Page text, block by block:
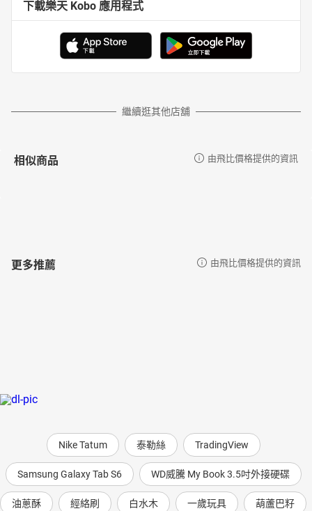
06〈牡丹亭 離魂〉-集賢賓
08〈邯鄲夢 掃花〉-賞花時
09〈紅梨記 亭會〉-風入松
10〈紅梨記 亭會〉-園林好
13〈豔雲亭 癡訴〉-【小沙門】【聖藥王】
16〈豔雲亭 癡訴〉-煞尾
下載樂天 Kobo 應用程式
繼續逛其他店舖
相似商品 由飛比價格提供的資訊
更多推薦 由飛比價格提供的資訊
Nike Tatum 泰勒絲 TradingView
Samsung Galaxy Tab S6 WD威騰 My Book 3.5吋外接硬碟
油蔥酥 經絡刷 白水木 一歲玩具 葫蘆巴籽